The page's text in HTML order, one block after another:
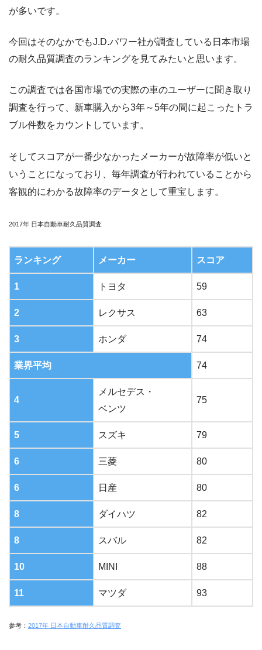
が多いです。
今回はそのなかでもJ.D.パワー社が調査している日本市場
の耐久品質調査のランキングを見てみたいと思います。
この調査では各国市場での実際の車のユーザーに聞き取り
調査を行って、新車購入から3年～5年の間に起こったトラ
ブル件数をカウントしています。
そしてスコアが一番少なかったメーカーが故障率が低いと
いうことになっており、毎年調査が行われていることから
客観的にわかる故障率のデータとして重宝します。
2017年 日本自動車耐久品質調査
ランキング メーカー スコア
1 トヨタ 59
2 レクサス 63
3 ホンダ 74
業界平均 74
4
メルセデス・
ベンツ
75
5 スズキ 79
6 三菱 80
6 日産 80
8 ダイハツ 82
8 スバル 82
10 MINI 88
11 マツダ 93
参考： 2017年 日本自動車耐久品質調査